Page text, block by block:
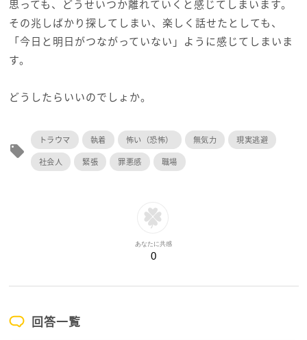
思っても、どうせいつか離れていくと感じてしまいます。
その兆しばかり探してしまい、楽しく話せたとしても、
「今日と明日がつながっていない」ように感じてしまいま
す。
どうしたらいいのでしょか。
local_offer
トラウマ 執着 怖い（恐怖） 無気力
現実逃避
社会人
緊張 罪悪感 職場
あなたに共感
0
回答一覧